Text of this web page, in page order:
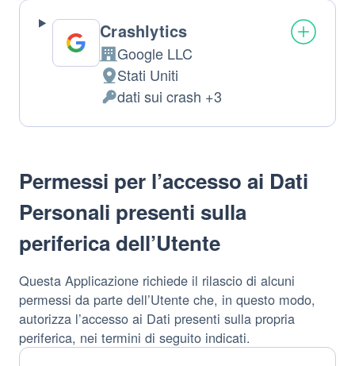
Crashlytics
Azienda:
Google LLC
Luogo
del
trattamento:
Stati Uniti
Dati
Personali
dati sui crash +3
Permessi per l’accesso ai Dati
Personali presenti sulla
periferica dell’Utente
Questa Applicazione richiede il rilascio di alcuni
permessi da parte dell’Utente che, in questo modo,
autorizza l’accesso ai Dati presenti sulla propria
periferica, nei termini di seguito indicati.